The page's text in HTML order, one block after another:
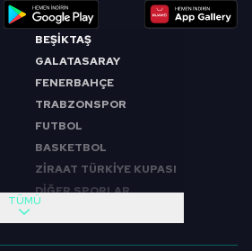
.
BEŞİKTAŞ
GALATASARAY
FENERBAHÇE
TRABZONSPOR
FUTBOL
BASKETBOL
ZİRAAT TÜRKİYE KUPASI
DİĞER SPORLAR
TÜMÜ